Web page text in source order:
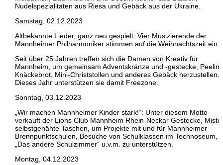
Nudelspezialitäten aus Riesa und Gebäck aus der Ukraine.
Samstag, 02.12.2023
Altbekannte Lieder, ganz neu gespielt: Vier Musizierende der
Mannheimer Philharmoniker stimmen auf die Weihnachtszeit ein.
Seit über 25 Jahren treffen sich die Damen von Kreativ für
Mannheim, um gemeinsam Adventskränze und -gestecke,
Knäckebrot, Mini-Christstollen und anderes Gebäck herzustellen.
Dieses Jahr unterstützen sie damit Freezone.
Sonntag, 03.12.2023
„Wir machen Mannheimer Kinder stark!“: Unter diesem Motto
verkauft der Lions Club Mannheim Rhein-Neckar Gestecke,
selbstgenähte Taschen, um Projekte mit und für Mannheimer
Brennpunktschulen, Besuche von Schulklassen im Technoseum,
„Das andere Schulzimmer“ u.v.m. zu unterstützen.
Montag, 04.12.2023